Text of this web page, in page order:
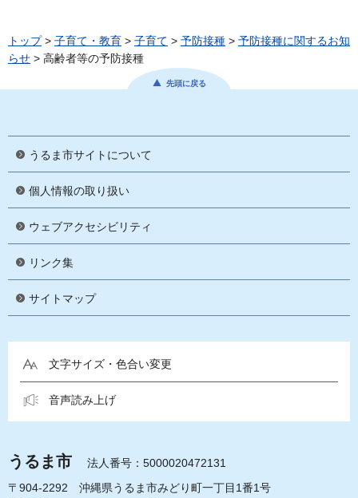
トップ> 子育て・教育 > 子育て > 予防接種 > 予防接種に関するお知
らせ > 高齢者等の予防接種
先頭に戻る
うるま市サイトについて
個人情報の取り扱い
ウェブアクセシビリティ
リンク集
サイトマップ
文字サイズ・色合い変更
音声読み上げ
うるま市
法人番号：5000020472131
〒904-2292 沖縄県うるま市みどり町一丁目1番1号